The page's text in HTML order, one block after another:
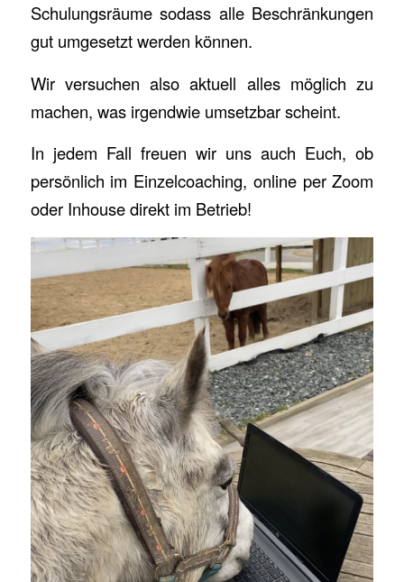
Schulungsräume sodass alle Beschränkungen
gut umgesetzt werden können.
Wir versuchen also aktuell alles möglich zu
machen, was irgendwie umsetzbar scheint.
In jedem Fall freuen wir uns auch Euch, ob
persönlich im Einzelcoaching, online per Zoom
oder Inhouse direkt im Betrieb!